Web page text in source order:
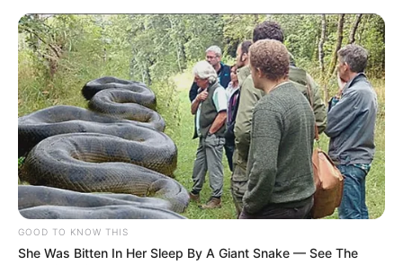
A decisão foi motivada pela queda nos atendimentos realizados
pelas unidades de saúde do município. Em março, mês com maior
demanda assistencial, foram 193.216 atendimentos realizados,
número que caiu para 30.190 em maio – redução de 84%. E a
tendência de queda permanece: nos 10 primeiros dias de junho
foram pouco mais de 3 mil atendimentos.
O decreto foi publicado em fevereiro, quando o município
registrou um expressivo aumento nos atendimentos relacionados
às arboviroses, passando de 28.696 em janeiro para 118.312 no
mês seguinte.
GOOD TO KNOW THIS
She Was Bitten In Her Sleep By A Giant Snake — See The